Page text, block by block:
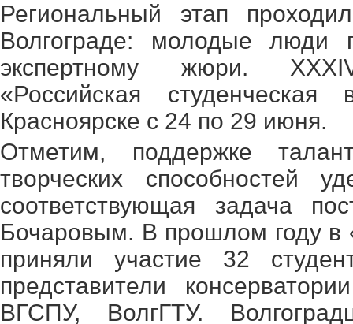
Региональный этап
Волгограде: молодые люди
экспертному жюри.
«Российская
Красноярске с 24 по 29 июня.
Отметим, поддержке
творческих способностей
соответствующая задача
Бочаровым. В прошлом году в
приняли участие 32
представители
ВГСПУ, ВолгГТУ.